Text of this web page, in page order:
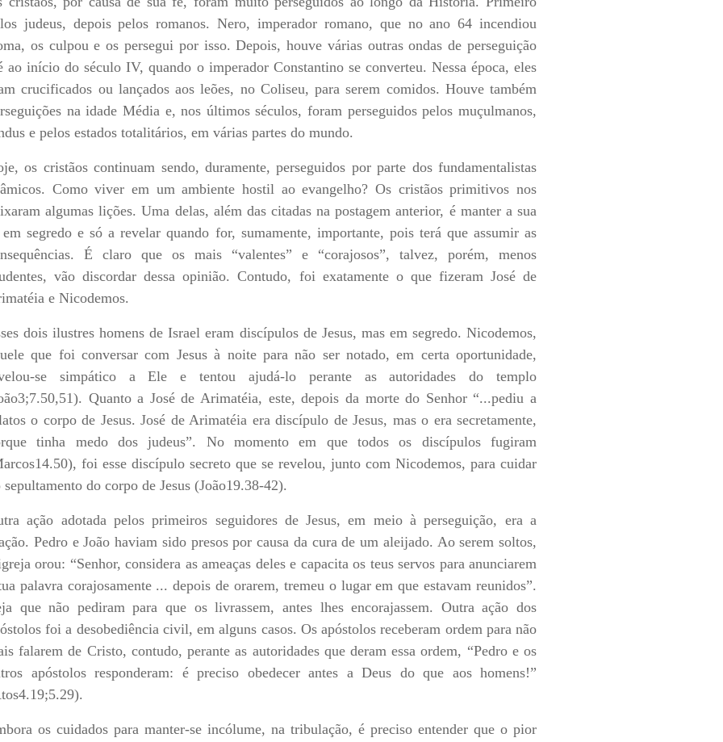
judeus, depois pelos romanos. Nero, imperador romano, que no ano 64 incendiou
os culpou e os persegui por isso. Depois, houve várias outras ondas de perseguição
ao início do século IV, quando o imperador Constantino se converteu. Nessa época, eles
crucificados ou lançados aos leões, no Coliseu, para serem comidos. Houve também
na idade Média e, nos últimos séculos, foram perseguidos pelos muçulmanos,
e pelos estados totalitários, em várias partes do mundo.
os cristãos continuam sendo, duramente, perseguidos por parte dos fundamentalistas
Como viver em um ambiente hostil ao evangelho? Os cristãos primitivos nos
algumas lições. Uma delas, além das citadas na postagem anterior, é manter a sua
segredo e só a revelar quando for, sumamente, importante, pois terá que assumir as
É claro que os mais “valentes” e “corajosos”, talvez, porém, menos
vão discordar dessa opinião. Contudo, foi exatamente o que fizeram José de
e Nicodemos.
dois ilustres homens de Israel eram discípulos de Jesus, mas em segredo. Nicodemos,
que foi conversar com Jesus à noite para não ser notado, em certa oportunidade,
se simpático a Ele e tentou ajudá-lo perante as autoridades do templo
Quanto a José de Arimatéia, este, depois da morte do Senhor “...pediu a
o corpo de Jesus. José de Arimatéia era discípulo de Jesus, mas o era secretamente,
tinha medo dos judeus”. No momento em que todos os discípulos fugiram
foi esse discípulo secreto que se revelou, junto com Nicodemos, para cuidar
sepultamento do corpo de Jesus (João19.38-42).
ação adotada pelos primeiros seguidores de Jesus, em meio à perseguição, era a
Pedro e João haviam sido presos por causa da cura de um aleijado. Ao serem soltos,
orou: “Senhor, considera as ameaças deles e capacita os teus servos para anunciarem
palavra corajosamente ... depois de orarem, tremeu o lugar em que estavam reunidos”.
que não pediram para que os livrassem, antes lhes encorajassem. Outra ação dos
foi a desobediência civil, em alguns casos. Os apóstolos receberam ordem para não
falarem de Cristo, contudo, perante as autoridades que deram essa ordem, “Pedro e os
apóstolos responderam: é preciso obedecer antes a Deus do que aos homens!”
os cuidados para manter-se incólume, na tribulação, é preciso entender que o pior